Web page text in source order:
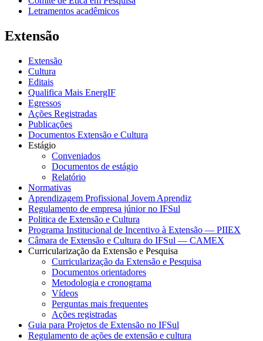
Letramentos acadêmicos
Extensão
Extensão
Cultura
Editais
Qualifica Mais EnergIF
Egressos
Ações Registradas
Publicações
Documentos Extensão e Cultura
Estágio
Conveniados
Documentos de estágio
Relatório
Normativas
Aprendizagem Profissional Jovem Aprendiz
Regulamento de empresa júnior no IFSul
Politica de Extensão e Cultura
Programa Institucional de Incentivo à Extensão — PIIEX
Câmara de Extensão e Cultura do IFSul — CAMEX
Curricularização da Extensão e Pesquisa
Curricularização da Extensão e Pesquisa
Documentos orientadores
Metodologia e cronograma
Vídeos
Perguntas mais frequentes
Ações registradas
Guia para Projetos de Extensão no IFSul
Regulamento de ações de extensão e cultura